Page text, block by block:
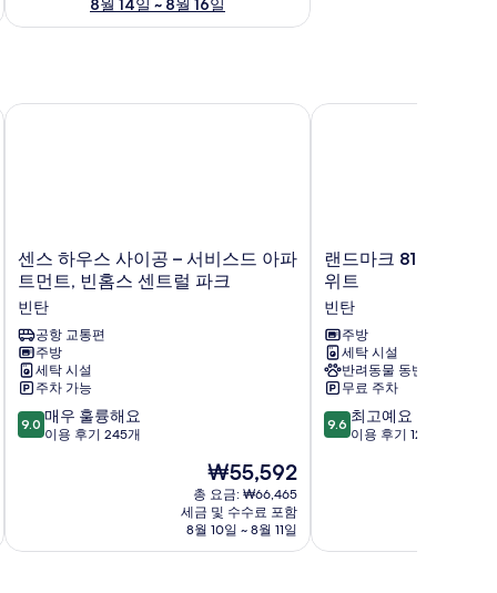
8월 14일 ~ 8월 16일
센
스
하
우
스
사
이
공
–
서
트
센스 하우스 사이공 – 서비스드 아파
트먼트, 빈홈스 센트럴 파크
빈탄
공항 교통편
주방
세탁 시설
주차 가능
10
점
매
9.0 매우 훌륭해요
이용 후기 245개
현
재
요
금
₩55,592
₩55,592
총 요금: ₩66,465
세금 및 수수료 포함
8월 10일 ~ 8월 11일
센스 하우스 사이공 – 서비스드 아파트먼트, 빈홈스 센트럴 파크
랜
드
마
크
81
디
럭
스
아
파
트
랜드마크 81 디럭스
위트
빈탄
주방
세탁 시설
반려동물 동반 가능
무료 주차
10
점
최
9.6 최고예요
이용 후기 125개
랜드마크 81 디럭스 아